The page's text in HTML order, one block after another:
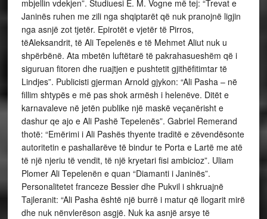
mbjellin vdekjen”. Studiuesi E. M. Vogne më tej: “Trevat e
Janinës ruhen me zili nga shqiptarët që nuk pranojnë ligjin
nga asnjë zot tjetër. Epirotët e vjetër të Pirros,
tëAleksandrit, të Ali Tepelenës e të Mehmet Aliut nuk u
shpërbënë. Ata mbetën luftëtarë të pakrahasueshëm që i
siguruan fitoren dhe ruajtjen e pushtetit gjithëfitimtar të
Lindjes”. Publicisti gjerman Arnold gjykon: “Ali Pasha – në
fillim shtypës e më pas shok armësh i helenëve. Ditët e
karnavaleve në jetën publike një maskë veçanërisht e
dashur qe ajo e Ali Pashë Tepelenës”. Gabriel Remerand
thotë: “Emërimi i Ali Pashës thyente traditë e zëvendësonte
autoritetin e pashallarëve të bindur te Porta e Lartë me atë
të një njeriu të vendit, të një kryetari fisi ambicioz”. Uliam
Plomer Ali Tepelenën e quan “Diamanti i Janinës”.
Personalitetet franceze Bessier dhe Pukvil i shkruajnë
Tajleranit: “Ali Pasha është një burrë i matur që llogarit mirë
dhe nuk nënvlerëson asgjë. Nuk ka asnjë arsye të